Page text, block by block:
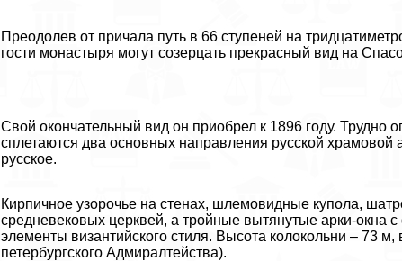
Преодолев от причала путь в 66 ступеней на
гости монастыря могут созерцать прекрасный вид на
Свой окончательный вид он приобрел к 1896 году. Трудно
сплетаются два основных направления русской храмовой
русское.
Кирпичное узорочье на стенах, шлемовидные купола,
средневековых церквей, а тройные вытянутые арки-окна
элементы византийского стиля. Высота колокольни – 73
петербургского Адмиралтейства).